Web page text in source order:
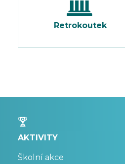
Retrokoutek
AKTIVITY
Školní akce